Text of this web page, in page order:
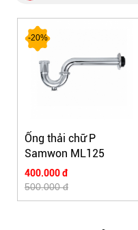
-20%
Ống thải chữ P
Samwon ML125
400.000 đ
500.000 đ